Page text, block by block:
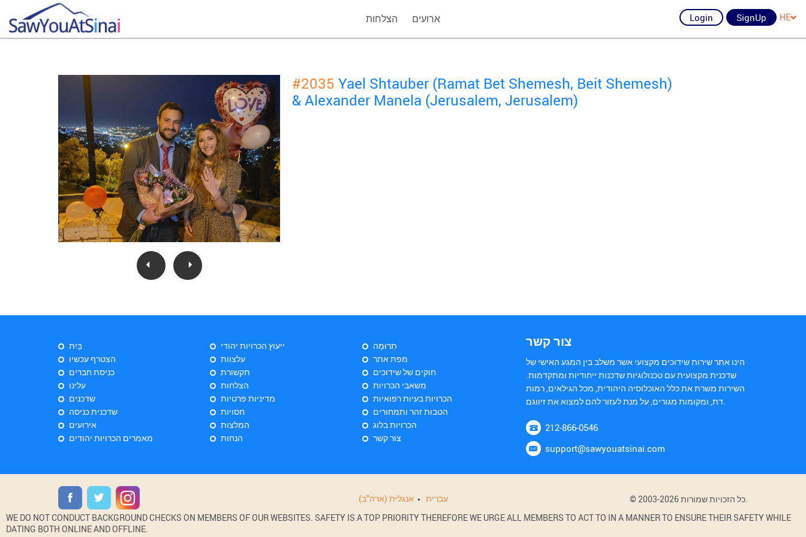
הצלחות ארועים Login SignUp HE
#2035 Yael Shtauber (Ramat Bet Shemesh, Beit Shemesh)
& Alexander Manela (Jerusalem, Jerusalem)
בַּיִת
הצטרף עכשיו
כניסת חברים
עלינו
שדכנים
שדכנית כניסה
אירועים
מאמרים הכרויות יהודים
ייעוץ הכרויות יהודי
עלצוות
תקשורת
הצלחות
מדיניות פרטיות
חסויות
המלצות
הנחות
תְרוּמָה
מפת אתר
חוקים של שידוכים
משאבי הכרויות
הכרויות בעיות רפואיות
הטבות זהר ותמחורים
הכרויות בלוג
צור קשר
צור קשר
הינו אתר שירות שידוכים מקצועי אשר משלב בין המגע האישי של
שדכנית מקצועית עם טכנולוגיות שדכנות ייחודיות ומתקדמות.
השירות משרת את כלל האוכלוסיה היהודית, מכל הגילאים, רמות
212-866-0546
support@sawyouatsinai.com
אנגלית (ארה"ב) עִברִית
WE DO NOT CONDUCT BACKGROUND CHECKS ON MEMBERS OF OUR WEBSITES. SAFETY IS A TOP PRIORITY THEREFORE WE URGE ALL MEMBERS TO ACT TO IN A MANNER TO ENSURE THEIR SAFETY WHILE
DATING BOTH ONLINE AND OFFLINE.